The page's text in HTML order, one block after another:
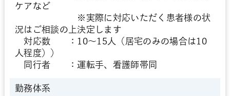
ケアなど
※実際に対応いただく患者様の状
況はご相談の上決定します
対応数 ：10～15人（居宅のみの場合は10
人程度））
同行者 ：運転手、看護師帯同
勤務体系